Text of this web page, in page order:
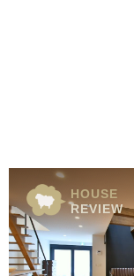
HOUSE
REVIEW